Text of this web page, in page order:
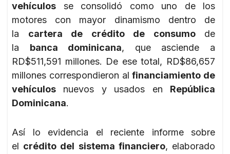
vehículos se consolidó como uno de los
motores con mayor dinamismo dentro de
la cartera de crédito de consumode
la banca dominicana, que asciende a
RD$511,591 millones. De ese total, RD$86,657
millones correspondieron alfinanciamiento de
vehículos nuevos y usados en República
Dominicana.
Así lo evidencia el reciente informe sobre
el crédito del sistema financiero, elaborado